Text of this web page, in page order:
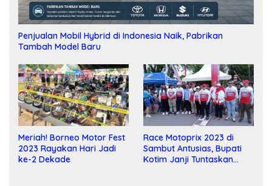
Penjualan Mobil Hybrid di Indonesia Naik, Pabrikan
Tambah Model Baru
Meriah! Borneo Motor Fest
2023 Rayakan Hari Jadi
ke-2 Dekade
Race Motoprix 2023 di
Sambut Antusias, Bupati
Kotim Janji Tuntaskan